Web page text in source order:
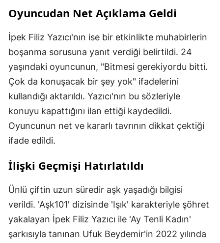
Oyuncudan Net Açıklama Geldi
İpek Filiz Yazıcı'nın ise bir etkinlikte muhabirlerin
boşanma sorusuna yanıt verdiği belirtildi. 24
yaşındaki oyuncunun, "Bitmesi gerekiyordu bitti.
Çok da konuşacak bir şey yok" ifadelerini
kullandığı aktarıldı. Yazıcı'nın bu sözleriyle
konuyu kapattığını ilan ettiği kaydedildi.
Oyuncunun net ve kararlı tavrının dikkat çektiği
ifade edildi.
İlişki Geçmişi Hatırlatıldı
Ünlü çiftin uzun süredir aşk yaşadığı bilgisi
verildi. 'Aşk101' dizisinde 'Işık' karakteriyle şöhret
yakalayan İpek Filiz Yazıcı ile 'Ay Tenli Kadın'
şarkısıyla tanınan Ufuk Beydemir'in 2022 yılında